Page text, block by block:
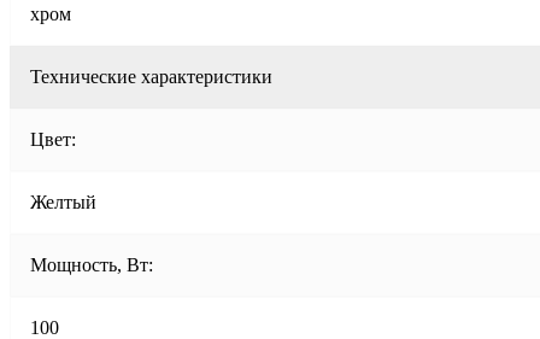
хром
Технические характеристики
Цвет:
Желтый
Мощность, Вт:
100